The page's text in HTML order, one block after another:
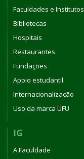
Faculdades e Institutos
Bibliotecas
Hospitais
Restaurantes
Fundações
Apoio estudantil
Internacionalização
Uso da marca UFU
IG
A Faculdade